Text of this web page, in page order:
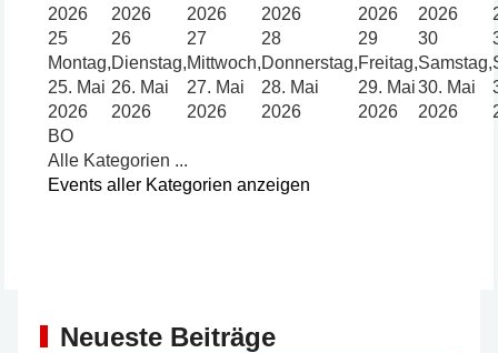
2026
2026
2026
2026
2026
2026
25
Montag,
25. Mai
2026
26
Dienstag,
26. Mai
2026
27
Mittwoch,
27. Mai
2026
28
Donnerstag,
28. Mai
2026
29
Freitag,
29. Mai
2026
30
Samstag,
30. Mai
2026
BO
Alle Kategorien ...
Events aller Kategorien anzeigen
Neueste Beiträge